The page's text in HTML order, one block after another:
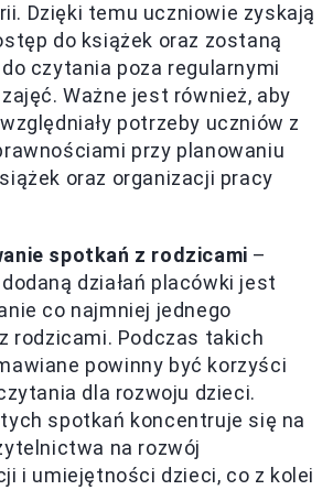
Dzięki temu uczniowie zyskają
do książek oraz zostaną
czytania poza regularnymi
Ważne jest również, aby
potrzeby uczniów z
przy planowaniu
oraz organizacji pracy
spotkań z rodzicami –
działań placówki jest
co najmniej jednego
rodzicami. Podczas takich
powinny być korzyści
dla rozwoju dzieci.
spotkań koncentruje się na
na rozwój
i umiejętności dzieci, co z kolei